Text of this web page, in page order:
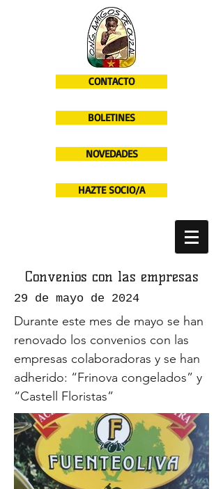
CONTACTO
BOLETINES
NOVEDADES
HAZTE SOCIO/A
Convenios con las empresas
29 de mayo de 2024
Durante este mes de mayo se han
renovado los convenios con las
empresas colaboradoras y se han
adherido: “Frinova congelados” y
“Castell Floristas”